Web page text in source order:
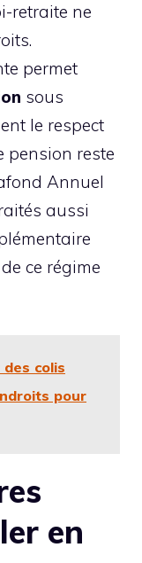
retraite ne
permet
sous
le respect
pension reste
Annuel
aussi
ce régime
colis
pour
en